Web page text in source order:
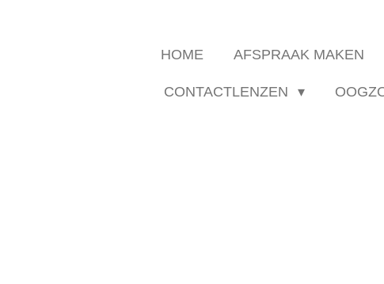
HOME AFSPRAAK MAKEN
CONTACTLENZEN